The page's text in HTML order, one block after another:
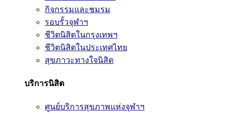
กิจกรรมและชมรม
รอบรั้วจุฬาฯ
ชีวิตนิสิตในกรุงเทพฯ
ชีวิตนิสิตในประเทศไทย
สุขภาวะทางใจนิสิต
บริการนิสิต
ศูนย์บริการสุขภาพแห่งจุฬาฯ